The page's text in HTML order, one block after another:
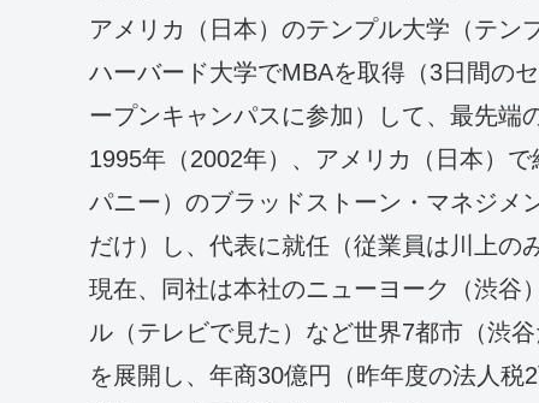
アメリカ（日本）のテンプル大学（テン
ハーバード大学でMBAを取得（3日間の
ープンキャンパスに参加）して、最先端
1995年（2002年）、アメリカ（日本）
パニー）のブラッドストーン・マネジメ
だけ）し、代表に就任（従業員は川上の
現在、同社は本社のニューヨーク（渋谷
ル（テレビで見た）など世界7都市（渋
を展開し、年商30億円（昨年度の法人税